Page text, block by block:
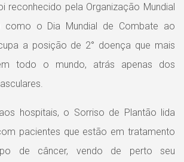
reconhecido pela Organização Mundial
como o Dia Mundial de Combate ao
a posição de 2° doença que mais
todo o mundo, atrás apenas dos
hospitais, o Sorriso de Plantão lida
pacientes que estão em tratamento
de câncer, vendo de perto seu